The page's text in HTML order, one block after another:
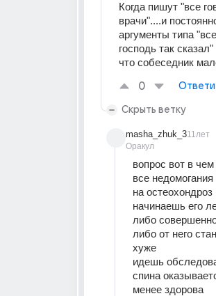
Когда пишут "все
врачи"....и
аргументы типа
господь так
что собеседник
0
Скрыть ветку
masha_zhuk_3
Оракул
11лет
вопрос вот в
все
на остеохондроз
начинаешь его
либо
либо от него
хуже
идешь
спина
менее здорова